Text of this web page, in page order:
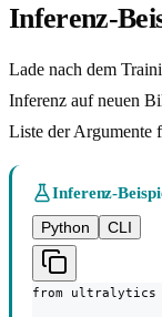
Inferenz-
Lade nach dem
Inferenz auf neuen
Liste der Argumente
Inferenz-
Python
CLI
from ultralytics